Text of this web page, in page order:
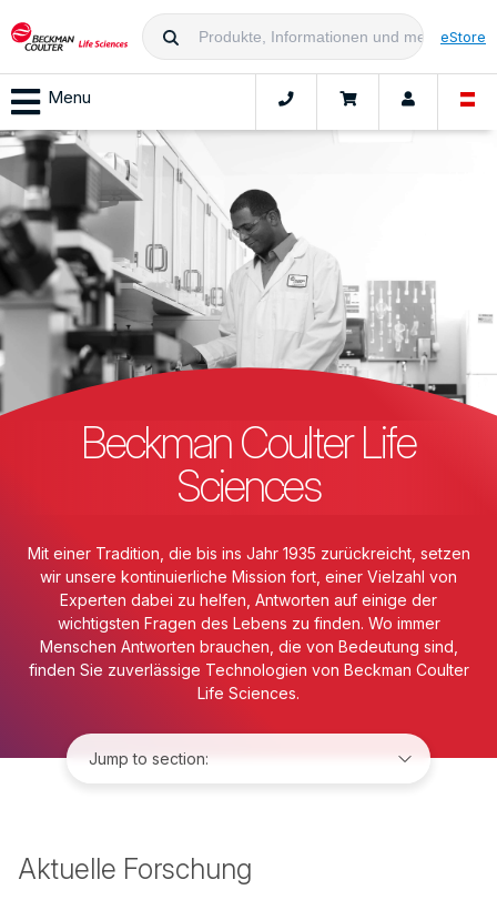
eStore
Menu
Beckman Coulter Life
Sciences
Mit einer Tradition, die bis ins Jahr 1935 zurückreicht, setzen
wir unsere kontinuierliche Mission fort, einer Vielzahl von
Experten dabei zu helfen, Antworten auf einige der
wichtigsten Fragen des Lebens zu finden. Wo immer
Menschen Antworten brauchen, die von Bedeutung sind,
finden Sie zuverlässige Technologien von Beckman Coulter
Life Sciences.
Aktuelle Forschung